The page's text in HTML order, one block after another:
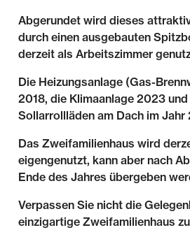
Abgerundet wird dieses
durch einen ausgebauten
derzeit als Arbeitszimmer
Die Heizungsanlage (Gas-
2018, die Klimaanlage 2023
Sollarrollläden am Dach im Jahr
Das Zweifamilienhaus wird
eigengenutzt, kann aber nach
Ende des Jahres übergeben
Verpassen Sie nicht die
einzigartige Zweifamilienhaus